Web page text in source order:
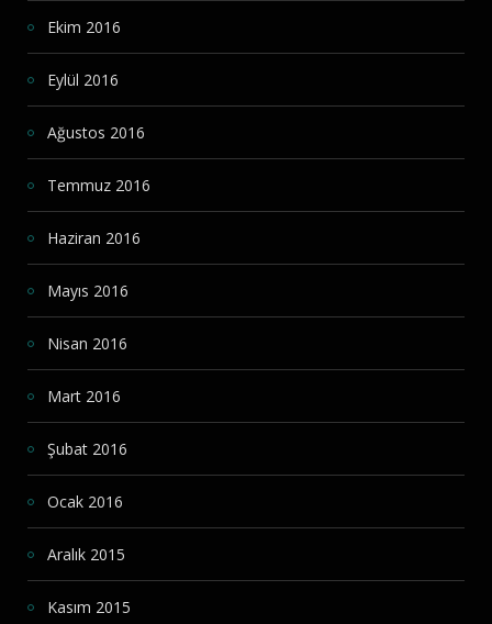
Ekim 2016
Eylül 2016
Ağustos 2016
Temmuz 2016
Haziran 2016
Mayıs 2016
Nisan 2016
Mart 2016
Şubat 2016
Ocak 2016
Aralık 2015
Kasım 2015